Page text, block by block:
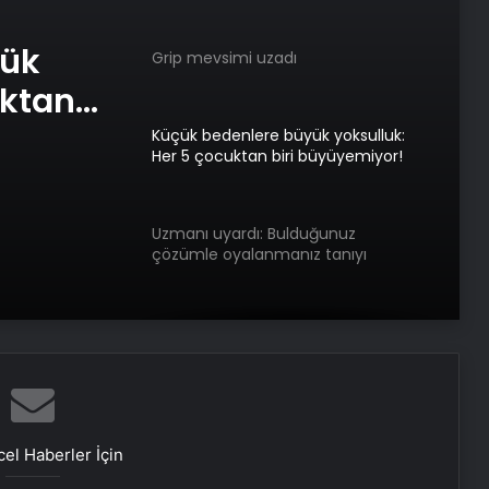
Küçük bedenlere büyük yoksulluk:
Uzmanı uyardı: Bulduğunuz
30:30:30 diyeti: Ayda 6 kilodan fazla
Haberler İçin